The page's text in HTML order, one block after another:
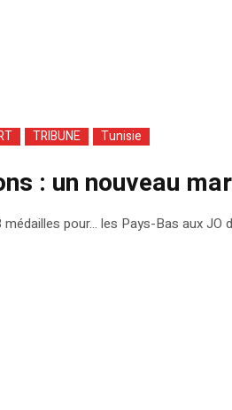
TRIBUNE Tunisie
: un nouveau
pour... les Pays-Bas aux JO